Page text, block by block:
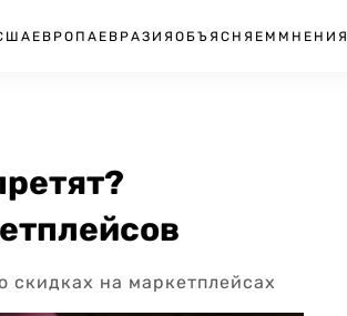
ЕВРОПА ЕВРАЗИЯ ОБЪЯСНЯЕМ МНЕНИЯ
скидках на маркетплейсах